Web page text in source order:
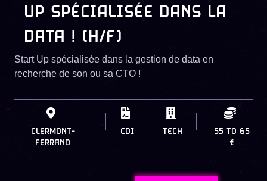
UP SPÉCIALISÉE DANS LA
DATA ! (H/F)
Start Up spécialisée dans la gestion de data en
recherche de son ou sa CTO !
CLERMONT-
FERRAND
CDI TECH 55 TO 65
€